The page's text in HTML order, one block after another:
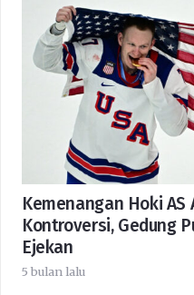
Kemenangan Hoki AS
Kontroversi, Gedung
Ejekan
5 bulan lalu